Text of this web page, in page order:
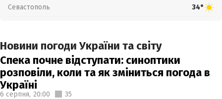
Севастополь 34°
Новини погоди України та світу
Спека почне відступати: синоптики
розповіли, коли та як зміниться погода в
Україні
6 серпня, 20:00 35